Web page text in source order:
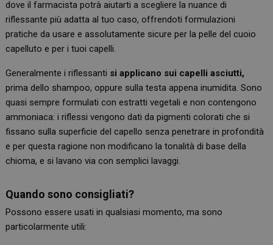
dove il farmacista potrà aiutarti a scegliere la nuance di
riflessante più adatta al tuo caso, offrendoti formulazioni
pratiche da usare e assolutamente sicure per la pelle del cuoio
capelluto e per i tuoi capelli.
Generalmente i riflessanti si applicano sui capelli asciutti,
prima dello shampoo, oppure sulla testa appena inumidita. Sono
quasi sempre formulati con estratti vegetali e non contengono
ammoniaca: i riflessi vengono dati da pigmenti colorati che si
fissano sulla superficie del capello senza penetrare in profondità
e per questa ragione non modificano la tonalità di base della
chioma, e si lavano via con semplici lavaggi.
Quando sono consigliati?
Possono essere usati in qualsiasi momento, ma sono
particolarmente utili: